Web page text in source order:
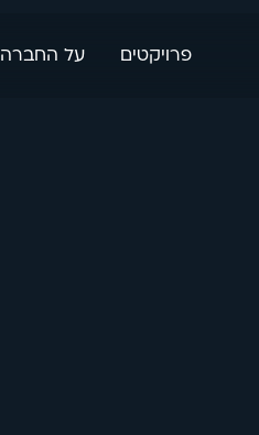
על החברה פרויקטים